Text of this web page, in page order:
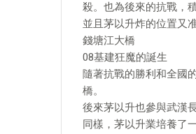
殺。也為後來的抗戰，
並且茅以升炸的位置又
錢塘江大橋
08基建狂魔的誕生
隨著抗戰的勝利和全國
橋。
後來茅以升也參與武漢
同樣，茅以升業培養了